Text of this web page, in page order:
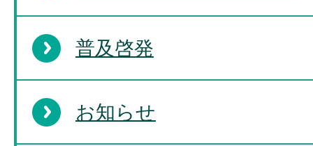
普及啓発
お知らせ